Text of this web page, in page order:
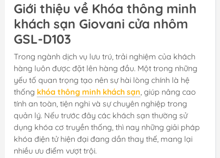
Giới thiệu về Khóa thông minh
khách sạn Giovani cửa nhôm
GSL-D103
Trong ngành dịch vụ lưu trú, trải nghiệm của khách
hàng luôn được đặt lên hàng đầu. Một trong những
yếu tố quan trọng tạo nên sự hài lòng chính là hệ
thống khóa thông minh khách sạn, giúp nâng cao
tính an toàn, tiện nghi và sự chuyên nghiệp trong
quản lý. Nếu trước đây các khách sạn thường sử
dụng khóa cơ truyền thống, thì nay những giải pháp
khóa điện tử hiện đại đang dần thay thế, mang lại
nhiều ưu điểm vượt trội.